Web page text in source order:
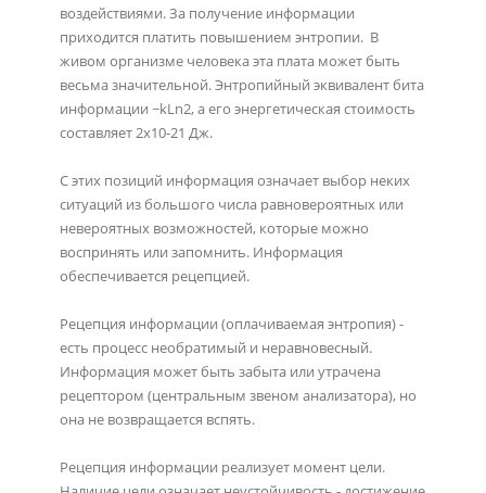
воздействиями. За получение информации
приходится платить повышением энтропии. В
живом организме человека эта плата может быть
весьма значительной. Энтропийный эквивалент бита
информации ~kLn2, а его энергетическая стоимость
составляет 2х10-21 Дж.
С этих позиций информация означает выбор неких
ситуаций из большого числа равновероятных или
невероятных возможностей, которые можно
воспринять или запомнить. Информация
обеспечивается рецепцией.
Рецепция информации (оплачиваемая энтропия) -
есть процесс необратимый и неравновесный.
Информация может быть забыта или утрачена
рецептором (центральным звеном анализатора), но
она не возвращается вспять.
Рецепция информации реализует момент цели.